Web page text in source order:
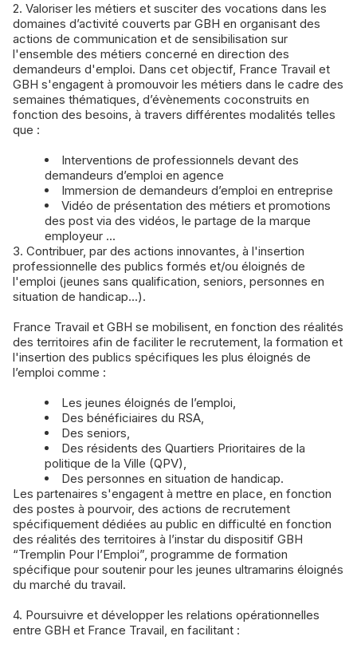
2. Valoriser les métiers et susciter des vocations dans les
domaines d’activité couverts par GBH en organisant des
actions de communication et de sensibilisation sur
l'ensemble des métiers concerné en direction des
demandeurs d'emploi. Dans cet objectif, France Travail et
GBH s'engagent à promouvoir les métiers dans le cadre des
semaines thématiques, d’évènements coconstruits en
fonction des besoins, à travers différentes modalités telles
que :
Interventions de professionnels devant des
demandeurs d’emploi en agence
Immersion de demandeurs d’emploi en entreprise
Vidéo de présentation des métiers et promotions
des post via des vidéos, le partage de la marque
employeur ... ​
3. Contribuer, par des actions innovantes, à l'insertion
professionnelle des publics formés et/ou éloignés de
l'emploi (jeunes sans qualification, seniors, personnes en
situation de handicap...).
France Travail et GBH se mobilisent, en fonction des réalités
des territoires afin de faciliter le recrutement, la formation et
l'insertion des publics spécifiques les plus éloignés de
l’emploi comme :
Les jeunes éloignés de l’emploi,
Des bénéficiaires du RSA,
Des seniors,
Des résidents des Quartiers Prioritaires de la
politique de la Ville (QPV),
Des personnes en situation de handicap.
Les partenaires s'engagent à mettre en place, en fonction
des postes à pourvoir, des actions de recrutement
spécifiquement dédiées au public en difficulté en fonction
des réalités des territoires à l’instar du dispositif GBH
“Tremplin Pour l’Emploi”, programme de formation
spécifique pour soutenir pour les jeunes ultramarins éloignés
du marché du travail.
4. Poursuivre et développer les relations opérationnelles
entre GBH et France Travail, en facilitant :